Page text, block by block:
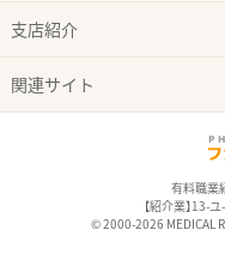
支店紹介
関連サイト
有料職業
【紹介業】13-
© 2000-2026 MEDICAL